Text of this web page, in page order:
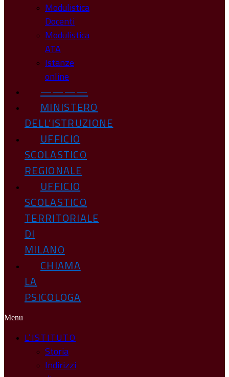
Modulistica
Docenti
Modulistica
ATA
Istanze
online
————
MINISTERO
DELL’ISTRUZIONE
UFFICIO
SCOLASTICO
REGIONALE
UFFICIO
SCOLASTICO
TERRITORIALE
DI
MILANO
CHIAMA
LA
PSICOLOGA
Menu
L’ISTITUTO
Storia
Indirizzi